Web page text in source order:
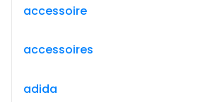
accessoire
accessoires
adida